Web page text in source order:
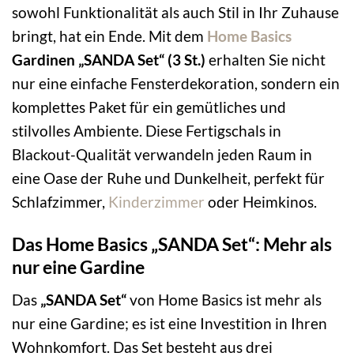
sowohl Funktionalität als auch Stil in Ihr Zuhause
bringt, hat ein Ende. Mit dem Home Basics
Gardinen „SANDA Set“ (3 St.) erhalten Sie nicht
nur eine einfache Fensterdekoration, sondern ein
komplettes Paket für ein gemütliches und
stilvolles Ambiente. Diese Fertigschals in
Blackout-Qualität verwandeln jeden Raum in
eine Oase der Ruhe und Dunkelheit, perfekt für
Schlafzimmer, Kinderzimmer oder Heimkinos.
Das Home Basics „SANDA Set“: Mehr als
nur eine Gardine
Das „SANDA Set“von Home Basics ist mehr als
nur eine Gardine; es ist eine Investition in Ihren
Wohnkomfort. Das Set besteht aus drei